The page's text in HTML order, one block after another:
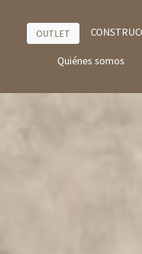
OUTLET
Quiénes somos